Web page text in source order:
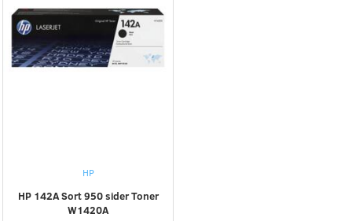
HP
HP 142A Sort 950 sider Toner
W1420A